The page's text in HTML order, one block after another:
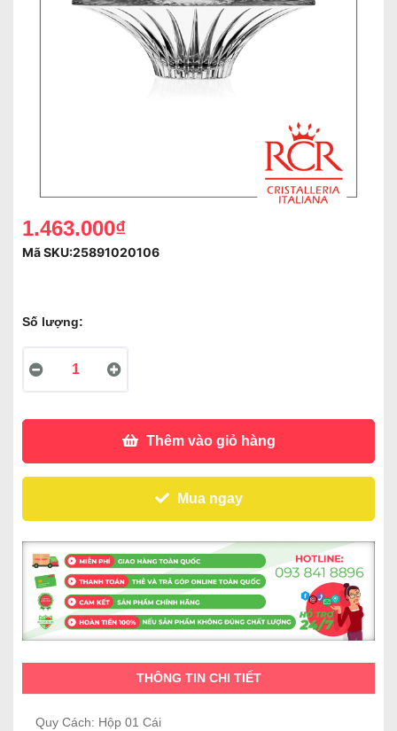
1.463.000₫
Mã SKU:25891020106
Số lượng:
Thêm vào giỏ hàng
Mua ngay
THÔNG TIN CHI TIẾT
Quy Cách: Hộp 01 Cái